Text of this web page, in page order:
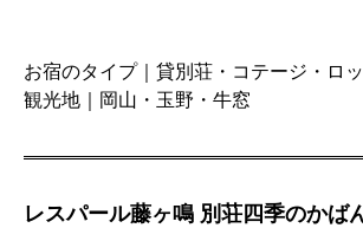
お宿のタイプ｜貸別荘・コテージ・ロ
観光地｜岡山・玉野・牛窓
レスパール藤ヶ鳴 別荘四季のかば